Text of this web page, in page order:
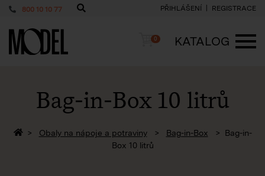
800 10 10 77 PŘIHLÁŠENÍ REGISTRACE
PackShop Košík
0
KATALOG
Bag-in-Box 10 litrů
Zpět na homepage
Obaly na nápoje a potraviny Bag-in-Box
Bag-in-
Box 10 litrů